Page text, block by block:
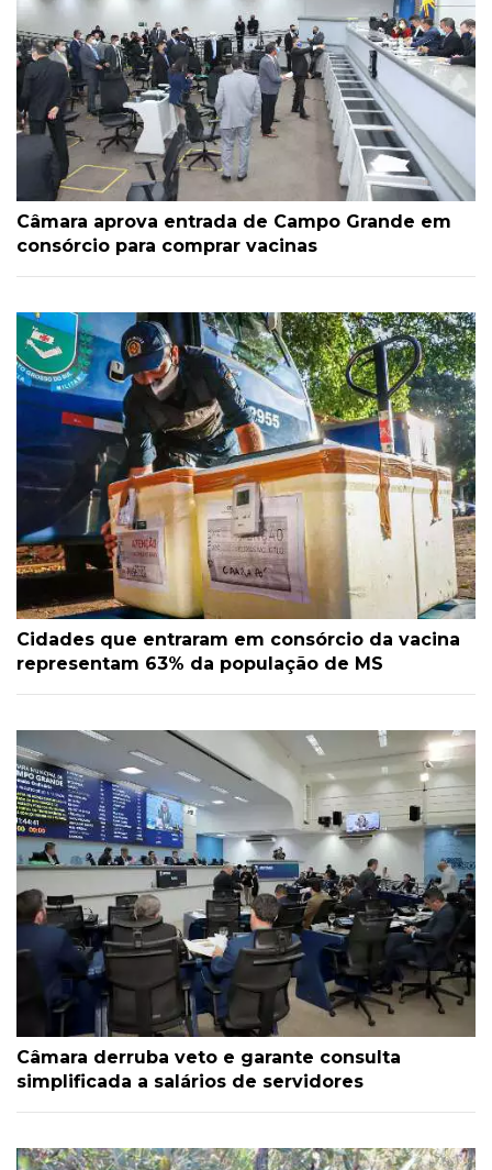
Câmara aprova entrada de Campo Grande em
consórcio para comprar vacinas
Cidades que entraram em consórcio da vacina
representam 63% da população de MS
Câmara derruba veto e garante consulta
simplificada a salários de servidores